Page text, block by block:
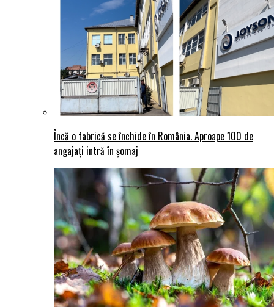
Încă o fabrică se închide în România. Aproape 100 de
angajați intră în șomaj